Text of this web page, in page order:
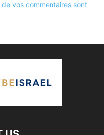
vos commentaires sont